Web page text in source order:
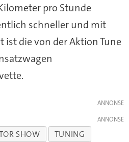
pro Stunde
schneller und mit
die von der Aktion Tune
SHOW
TUNING